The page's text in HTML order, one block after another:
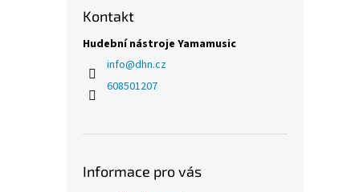
Kontakt
Hudební nástroje Yamamusic
info@dhn.cz
608501207
Informace pro vás